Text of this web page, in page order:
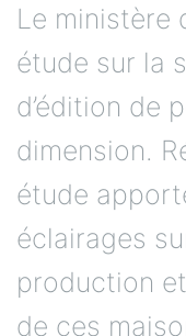
Le ministère
étude sur la
d’édition de
dimension.
étude
éclairages
production
de ces